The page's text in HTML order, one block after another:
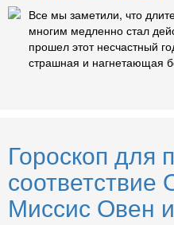
Все мы заметили, что
многим медленно стал
прошел этот несчастный
страшная и нагнетающая
Гороскоп для
Миссис Овен